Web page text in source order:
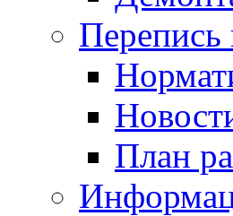
Перепись
План